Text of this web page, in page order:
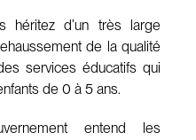
héritez d’un très large
de la qualité
services éducatifs qui
de 0 à 5 ans.
entend les